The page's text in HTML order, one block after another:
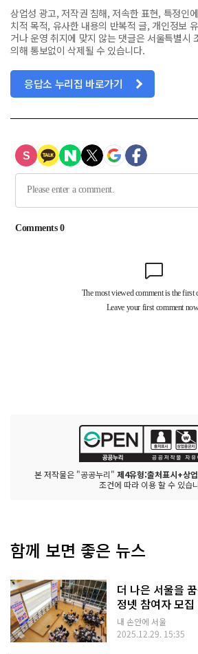
상업성 광고, 저작권 침해, 저속한 표현, 특정인
치적 목적, 유사한 내용의 반복적 글, 개인정보
거나 운영 취지에 맞지 않는 댓글은 서울특별시
의해 통보없이 삭제될 수 있습니다.
응답소 누리집 바로가기
본 저작물은 "공공누리" 제4유형:출처표시+상
조건에 따라 이용 할 수 있습
함께 보면 좋은 뉴스
더 나은 서울을
정넷 참여자 모집
내 손안에 서울
2025.12.29. 15:35